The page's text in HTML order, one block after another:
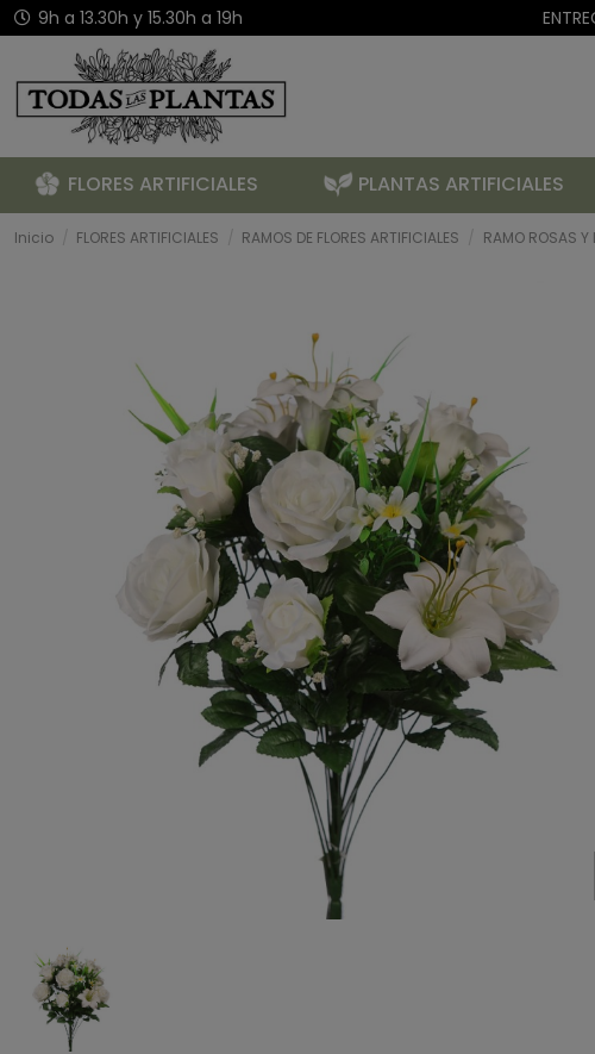
9h a 13.30h y 15.30h a 19h
FLORES ARTIFICIALES PLANTAS ARTIFICIALES
Inicio FLORES ARTIFICIALES RAMOS DE FLORES ARTIFICIALES RAMO ROSAS Y